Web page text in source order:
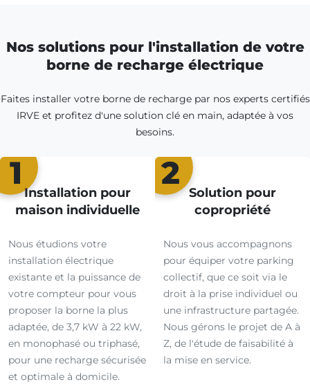
Nos solutions pour l'installation de votre
borne de recharge électrique
Faites installer votre borne de recharge par nos experts certifiés
IRVE et profitez d'une solution clé en main, adaptée à vos
besoins.
1
Installation pour
maison individuelle
Nous étudions votre
installation électrique
existante et la puissance de
votre compteur pour vous
proposer la borne la plus
adaptée, de 3,7 kW à 22 kW,
en monophasé ou triphasé,
pour une recharge sécurisée
et optimale à domicile.
2
Solution pour
copropriété
Nous vous accompagnons
pour équiper votre parking
collectif, que ce soit via le
droit à la prise individuel ou
une infrastructure partagée.
Nous gérons le projet de A à
Z, de l'étude de faisabilité à
la mise en service.